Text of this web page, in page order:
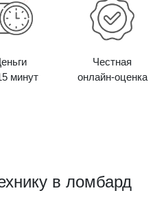
минут
Честная
онлайн-оценка
в ломбард